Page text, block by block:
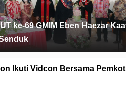
ke-69 GMIM Eben Haezar
Ikuti Vidcon Bersama Pemkot